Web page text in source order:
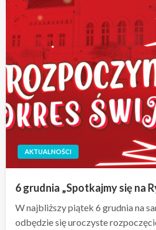
AKTUALNOŚCI
6 grudnia „Spotkajmy się na
W najbliższy piątek 6 grudnia na
odbędzie się uroczyste